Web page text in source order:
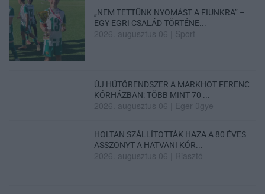
„NEM TETTÜNK NYOMÁST A FIUNKRA” –
EGY EGRI CSALÁD TÖRTÉNE...
2026. augusztus 06 Sport
ÚJ HŰTŐRENDSZER A MARKHOT FERENC
KÓRHÁZBAN: TÖBB MINT 70 ...
2026. augusztus 06 Eger ügye
HOLTAN SZÁLLÍTOTTÁK HAZA A 80 ÉVES
ASSZONYT A HATVANI KÓR...
2026. augusztus 06 Riasztó